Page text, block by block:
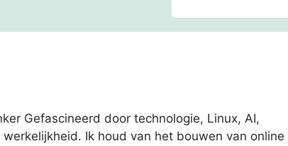
Gefascineerd door technologie, Linux, AI,
Ik houd van het bouwen van online